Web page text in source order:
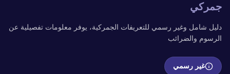
جمركي
دليل شامل وغير رسمي للتعريفات الجمركية، يوفر معلومات تفصيلية عن
الرسوم والضرائب
غير رسمي